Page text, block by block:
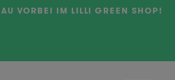
VORBEI IM LILLI GREEN SHOP!